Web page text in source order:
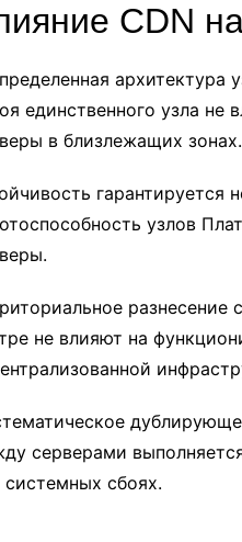
CDN
единственного узла не
в близлежащих зонах.
узлов
не влияют на
серверами
системных сбоях.